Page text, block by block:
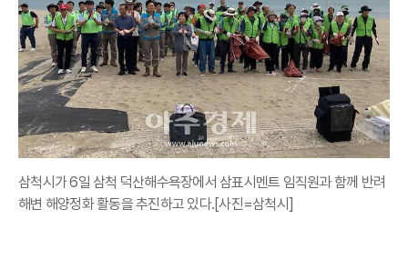
삼척시가 6일 삼척 덕산해수욕장에서 삼표시멘트 임직원과 함께 반려
해변 해양정화 활동을 추진하고 있다.[사진=삼척시]